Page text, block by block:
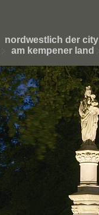
nordwestlich der city
am kempener land